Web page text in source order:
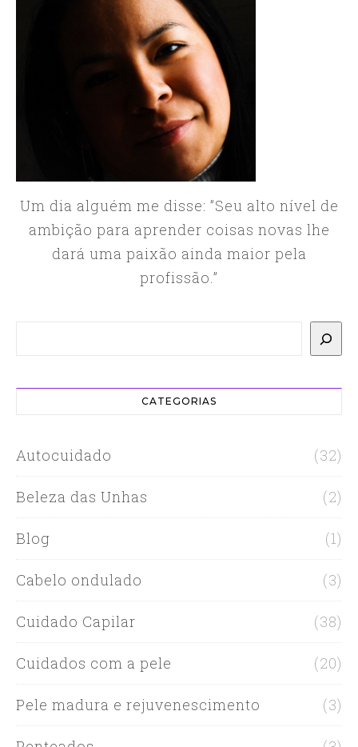
Um dia alguém me disse: ”Seu alto nível de
ambição para aprender coisas novas lhe
dará uma paixão ainda maior pela
profissão.”
CATEGORIAS
Autocuidado (32)
Beleza das Unhas (2)
Blog (1)
Cabelo ondulado (3)
Cuidado Capilar (38)
Cuidados com a pele (20)
Pele madura e rejuvenescimento (3)